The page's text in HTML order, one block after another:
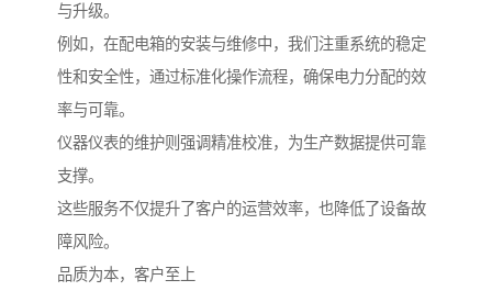
与升级。
例如，在配电箱的安装与维修中，我们注重系统的稳定
性和安全性，通过标准化操作流程，确保电力分配的效
率与可靠。
仪器仪表的维护则强调精准校准，为生产数据提供可靠
支撑。
这些服务不仅提升了客户的运营效率，也降低了设备故
障风险。
品质为本，客户至上